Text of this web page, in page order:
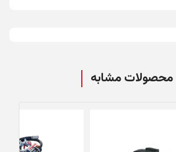
محصولات مشابه